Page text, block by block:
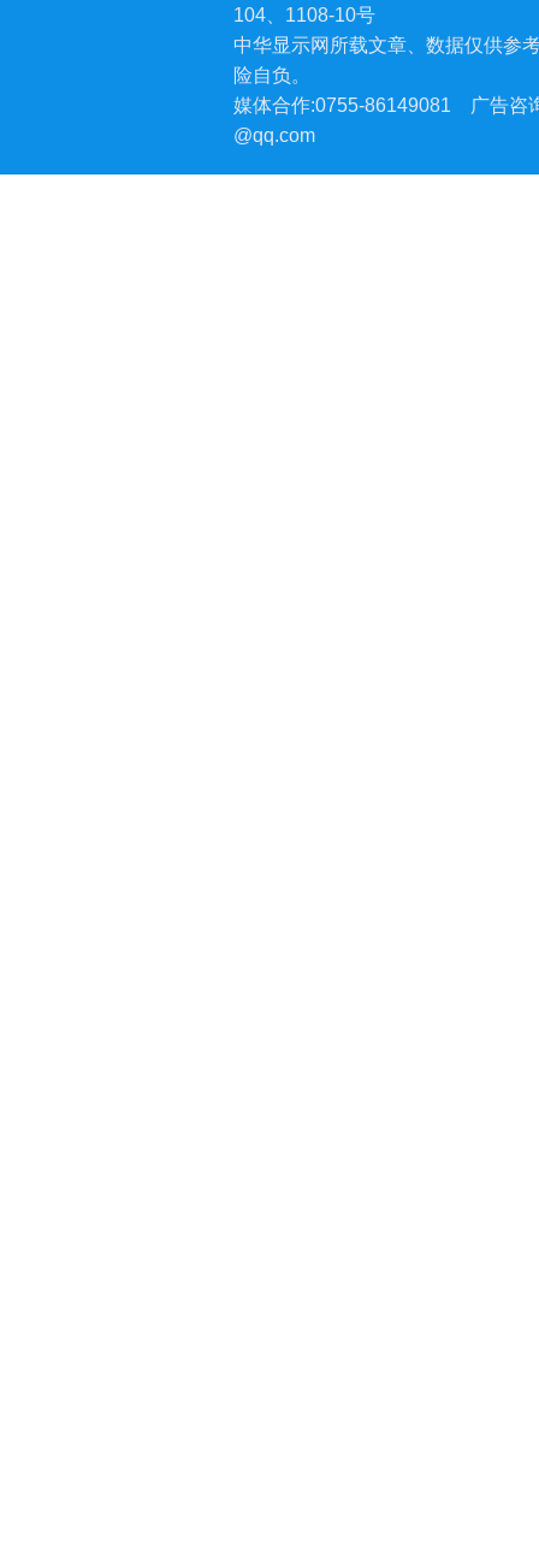
104、1108-10号
中华显示网所载文章、数据仅供参
险自负。
媒体合作:0755-86149081
广告咨
@qq.com